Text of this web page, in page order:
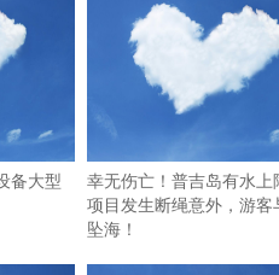
备大型
幸无伤亡！普吉岛有水上
项目发生断绳意外，游客
坠海！